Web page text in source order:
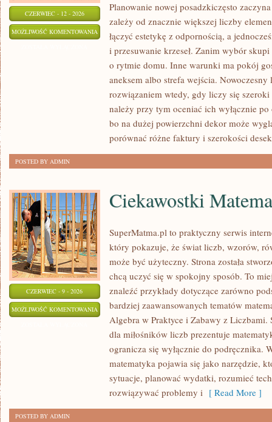
CZERWIEC - 12 - 2026
MOŻLIWOŚĆ KOMENTOWANIA
PODŁOGA
CODZIENNEGO
WNĘTRZA:
DOPASOWAĆ
BEZ
POŚPIECHU
Planowanie nowej posadzkiczęsto
zależy od znacznie większej liczby
łączyć estetykę z odpornością, a
i przesuwanie krzeseł. Zanim wybór
o rytmie domu. Inne warunki ma pokój
aneksem albo strefa wejścia.
rozwiązaniem wtedy, gdy liczy się
należy przy tym oceniać ich wyłącznie
bo na dużej powierzchni dekor może
porównać różne faktury i szerokości
POSTED BY ADMIN
CZERWIEC - 9 - 2026
MOŻLIWOŚĆ KOMENTOWANIA CIEKAWOSTKI
MATEMATYCZNE
Ciekawostki
SuperMatma.pl to praktyczny serwis
który pokazuje, że świat liczb, wzorów,
może być użyteczny. Strona została
chcą uczyć się w spokojny sposób. To
znaleźć przykłady dotyczące zarówno
bardziej zaawansowanych tematów
Algebra w Praktyce i Zabawy z Liczbami.
dla miłośników liczb prezentuje
ogranicza się wyłącznie do podręcznika.
matematyka pojawia się jako narzędzie,
sytuacje, planować wydatki, rozumieć
rozwiązywać problemy i [ Read More ]
POSTED BY ADMIN